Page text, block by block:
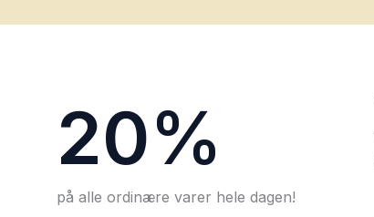
20%
på alle ordinære varer hele dagen!